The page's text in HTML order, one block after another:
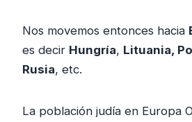
Nos movemos entonces hacia
es decir Hungría, Lituania,
Rusia, etc.
La población judía en Europa